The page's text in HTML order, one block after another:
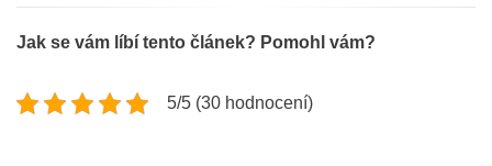
Jak se vám líbí tento článek? Pomohl vám?
5/5 (30 hodnocení)